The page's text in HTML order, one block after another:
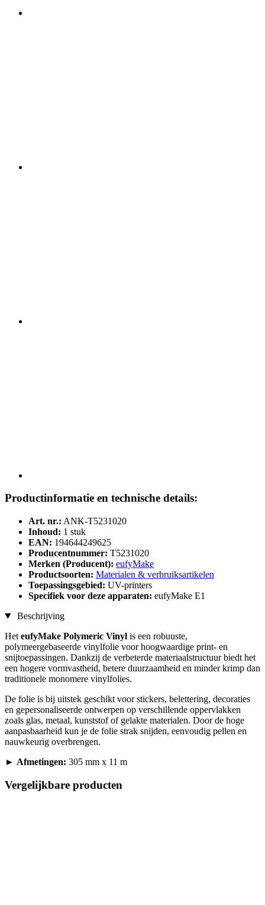
Productinformatie en technische details:
Art. nr.: ANK-T5231020
Inhoud: 1 stuk
EAN: 194644249625
Producentnummer: T5231020
Merken (Producent): eufyMake
Productsoorten: Materialen & verbruiksartikelen
Toepassingsgebied: UV-printers
Specifiek voor deze apparaten: eufyMake E1
Beschrijving
Het eufyMake Polymeric Vinyl is een robuuste,
polymeergebaseerde vinylfolie voor hoogwaardige print- en
snijtoepassingen. Dankzij de verbeterde materiaalstructuur biedt het
een hogere vormvastheid, betere duurzaamheid en minder krimp dan
traditionele monomere vinylfolies.
De folie is bij uitstek geschikt voor stickers, belettering, decoraties
en gepersonaliseerde ontwerpen op verschillende oppervlakken
zoals glas, metaal, kunststof of gelakte materialen. Door de hoge
aanpasbaarheid kun je de folie strak snijden, eenvoudig pellen en
nauwkeurig overbrengen.
► Afmetingen: 305 mm x 11 m
Vergelijkbare producten